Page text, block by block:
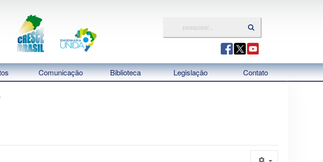
Comunicação Biblioteca Legislação Contato